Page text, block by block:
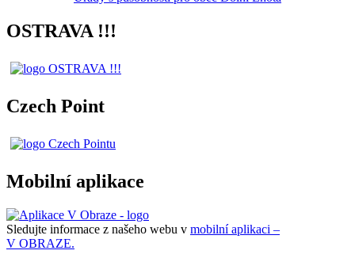
OSTRAVA !!!
Czech Point
Mobilní aplikace
Sledujte informace z našeho webu v mobilní aplikaci –
V OBRAZE.